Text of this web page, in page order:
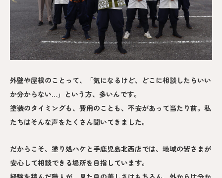
外壁や屋根のことって、「気になるけど、どこに相談したらいい
か分からない…」という方、多いんです。
塗装のタイミングも、費用のことも、不安があって当たり前。私
たちはそんな声をたくさん聞いてきました。
だからこそ、塗り処ハケと手鹿児島北西店では、地域の皆さまが
安心して相談できる場所を目指しています。